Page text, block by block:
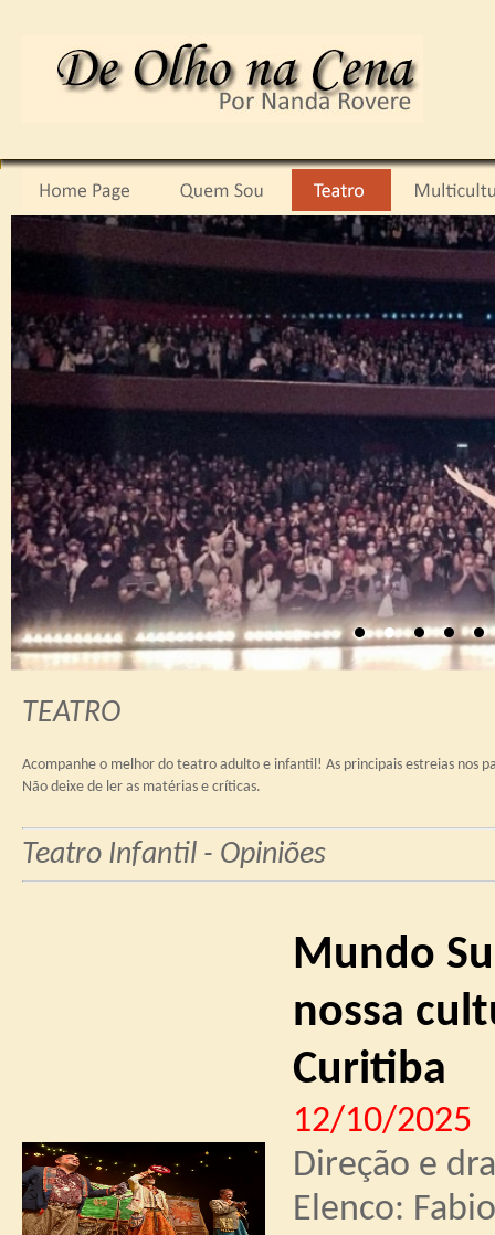
TEATRO
Acompanhe o melhor do teatro adulto e infantil! As principais estreias nos
Não deixe de ler as matérias e críticas.
Teatro Infantil - Opiniões
Mundo
nossa
Curitiba
12/10/2025
Direção e
Elenco: